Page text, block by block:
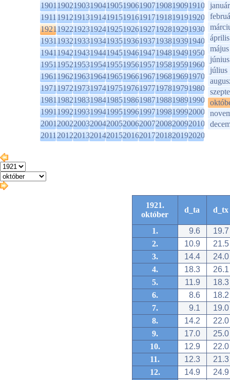
1901190219031904190519061907190819091910
1911191219131914191519161917191819191920
1921192219231924192519261927192819291930
1931193219331934193519361937193819391940
1941194219431944194519461947194819491950
1951195219531954195519561957195819591960
1961196219631964196519661967196819691970
1971197219731974197519761977197819791980
1981198219831984198519861987198819891990
1991199219931994199519961997199819992000
2001200220032004200520062007200820092010
2011201220132014201520162017201820192020
január
április
május
június
július
1921.
október
d_ta d_tx
1. 9.6
19.7
2.
10.9
21.5
3.
14.4
24.0
4.
18.3
26.1
5.
11.9
18.3
6.
8.6
18.2
7.
9.1
19.0
8.
14.2
22.0
9.
17.0
25.0
10.
12.9
22.0
11.
12.3
21.3
12.
14.9
24.9